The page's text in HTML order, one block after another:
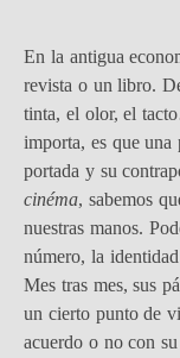
En la antigua
revista o un libro.
tinta, el olor, el
importa, es que una
portada y su
cinéma, sabemos
nuestras manos.
número, la
Mes tras mes, sus
un cierto punto de
acuerdo o no con